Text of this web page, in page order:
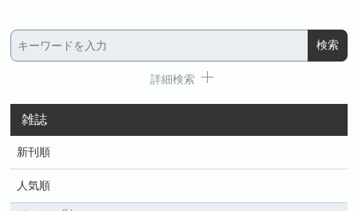
詳細検索
雑誌
新刊順
人気順